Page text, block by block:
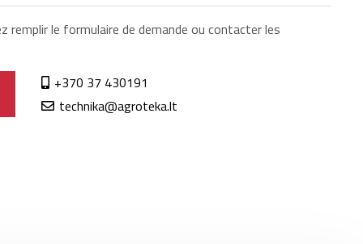
remplir le formulaire de demande ou contacter les
+370 37 430191
technika@agroteka.lt